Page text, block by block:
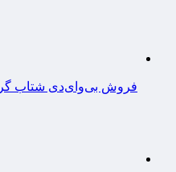
فروش بی‌وای‌دی شتاب